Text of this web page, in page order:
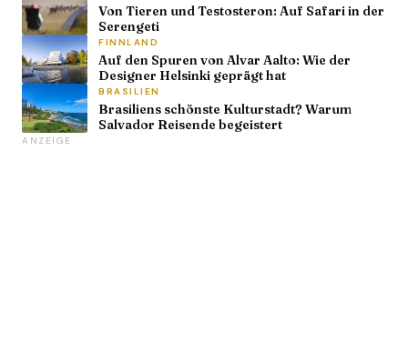
Von Tieren und Testosteron: Auf Safari in der
Serengeti
FINNLAND
Auf den Spuren von Alvar Aalto: Wie der
Designer Helsinki geprägt hat
BRASILIEN
Brasiliens schönste Kulturstadt? Warum
Salvador Reisende begeistert
ANZEIGE